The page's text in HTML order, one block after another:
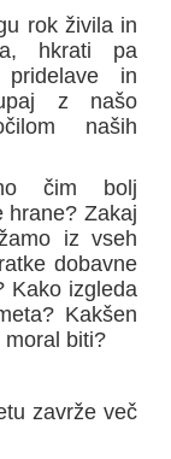
rok živila in
hkrati pa
in
z našo
naših
čim bolj
hrane? Zakaj
iz vseh
dobavne
Kako izgleda
Kakšen
moral biti?
zavrže več